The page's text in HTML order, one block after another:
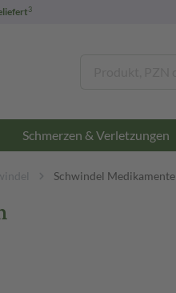
3
Schmerzen & Verletzungen
Schwindel Medikamente